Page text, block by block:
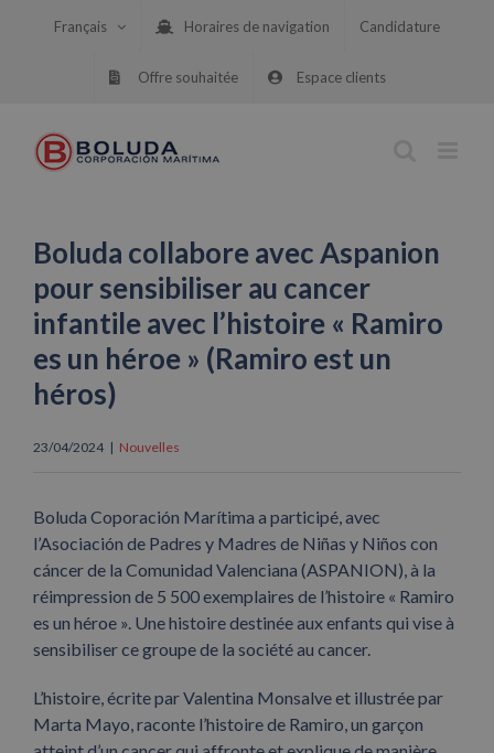
Français Horaires de navigation Candidature
Offre souhaitée Espace clients
Boluda collabore avec Aspanion
pour sensibiliser au cancer
infantile avec l’histoire « Ramiro
es un héroe » (Ramiro est un
héros)
23/04/2024 | Nouvelles
Boluda Coporación Marítima a participé, avec
l’Asociación de Padres y Madres de Niñas y Niños con
cáncer de la Comunidad Valenciana (ASPANION), à la
réimpression de 5 500 exemplaires de l’histoire « Ramiro
es un héroe ». Une histoire destinée aux enfants qui vise à
sensibiliser ce groupe de la société au cancer.
L’histoire, écrite par Valentina Monsalve et illustrée par
Marta Mayo, raconte l’histoire de Ramiro, un garçon